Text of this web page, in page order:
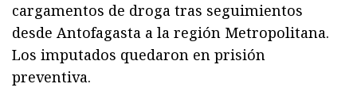
cargamentos de droga tras seguimientos
desde Antofagasta a la región Metropolitana.
Los imputados quedaron en prisión
preventiva.